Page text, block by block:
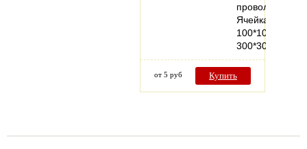
проволоки
Ячейка
100*100-
300*300…
от 5 руб Купить